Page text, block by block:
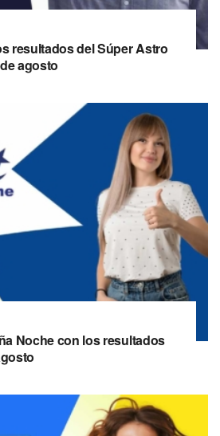
resultados del Súper Astro
agosto
Noche con los resultados